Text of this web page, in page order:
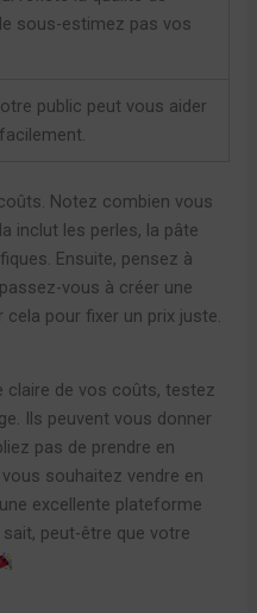
sous-estimez pas vos
public peut vous aider
Notez combien vous
inclut les perles, la pâte
Ensuite, pensez à
vous à créer une
cela pour fixer un prix juste.
claire de vos coûts, testez
Ils peuvent vous donner
pas de prendre en
souhaitez vendre en
excellente plateforme
peut-être que votre